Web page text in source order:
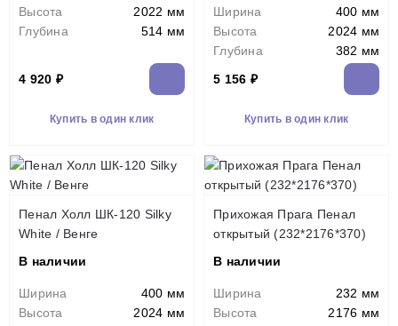
Высота
2022 мм
Глубина
514 мм
4 920 ₽
Купить в один клик
Ширина
400 мм
Высота
2024 мм
Глубина
382 мм
5 156 ₽
Купить в один клик
Пенал Холл ШК-120 Silky
White / Венге
В наличии
Ширина
400 мм
Высота
2024 мм
Прихожая Прага Пенал
открытый (232*2176*370)
В наличии
Ширина
232 мм
Высота
2176 мм